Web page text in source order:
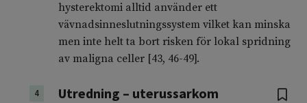
hysterektomi alltid använder ett
vävnadsinneslutningssystem vilket kan minska
men inte helt ta bort risken för lokal spridning
av maligna celler [43, 46-49].
4 Utredning – uterussarkom